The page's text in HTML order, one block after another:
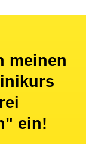
meinen
ein!